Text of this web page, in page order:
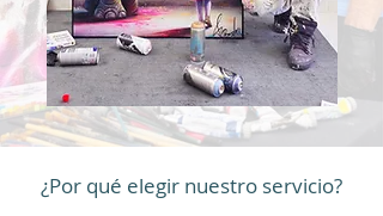
¿Por qué elegir nuestro servicio?